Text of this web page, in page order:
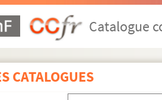
Catalogue
CATALOGUES